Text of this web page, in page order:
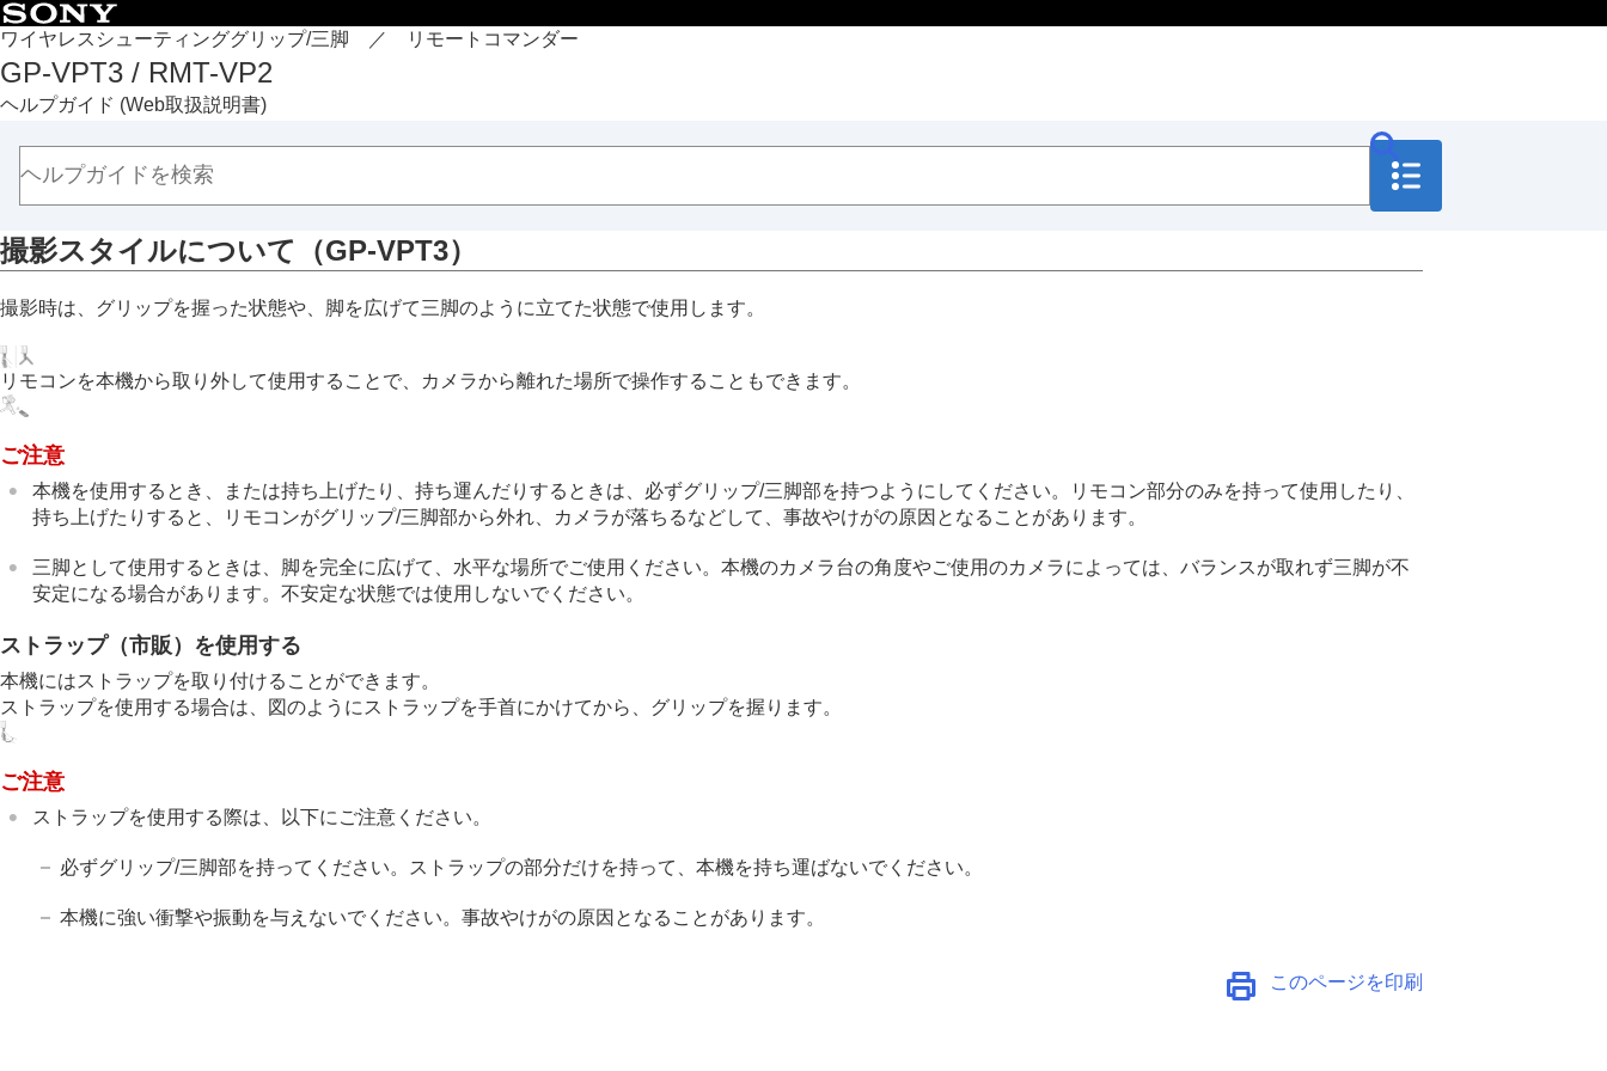
ワイヤレスシューティンググリップ/三脚 ／ リモートコマンダー
GP-VPT3 / RMT-VP2
ヘルプガイド (Web取扱説明書)
トップページ
各部の名称（GP-VPT3）
各部の名称（RMT-VP2）
準備
撮影スタイルについて（GP-VPT3）
動画を撮影する
フォーカス（ピント）を合わせる
本機について
故障かな？と思ったら
撮影スタイルについて（GP-VPT3）
撮影時は、グリップを握った状態や、脚を広げて三脚のように立てた状態で使用します。
リモコンを本機から取り外して使用することで、カメラから離れた場所で操作することもできます。
ご注意
本機を使用するとき、または持ち上げたり、持ち運んだりするときは、必ずグリップ/三脚部を持つようにしてください。リモコン部分のみを持って使用したり、
持ち上げたりすると、リモコンがグリップ/三脚部から外れ、カメラが落ちるなどして、事故やけがの原因となることがあります。
三脚として使用するときは、脚を完全に広げて、水平な場所でご使用ください。本機のカメラ台の角度やご使用のカメラによっては、バランスが取れず三脚が不
安定になる場合があります。不安定な状態では使用しないでください。
ストラップ（市販）を使用する
本機にはストラップを取り付けることができます。
ストラップを使用する場合は、図のようにストラップを手首にかけてから、グリップを握ります。
ご注意
ストラップを使用する際は、以下にご注意ください。
必ずグリップ/三脚部を持ってください。ストラップの部分だけを持って、本機を持ち運ばないでください。
本機に強い衝撃や振動を与えないでください。事故やけがの原因となることがあります。
このページを印刷